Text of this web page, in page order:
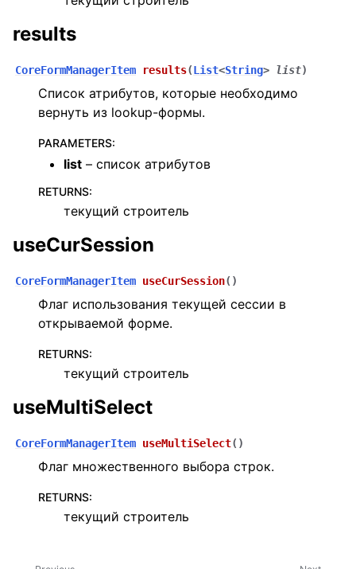
results
CoreFormManagerItem results(List<String> list)
Список атрибутов, которые необходимо
вернуть из lookup-формы.
PARAMETERS:
list – список атрибутов
RETURNS:
текущий строитель
useCurSession
CoreFormManagerItem useCurSession( )
Флаг использования текущей сессии в
открываемой форме.
RETURNS:
текущий строитель
useMultiSelect
CoreFormManagerItem useMultiSelect( )
Флаг множественного выбора строк.
RETURNS:
текущий строитель